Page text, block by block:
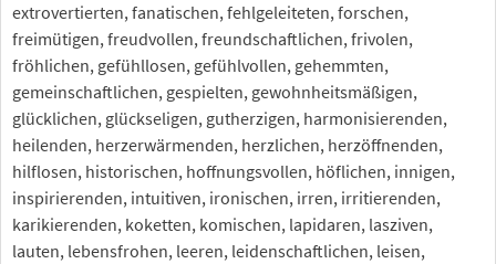
extrovertierten, fanatischen, fehlgeleiteten, forschen,
freimütigen, freudvollen, freundschaftlichen, frivolen,
fröhlichen, gefühllosen, gefühlvollen, gehemmten,
gemeinschaftlichen, gespielten, gewohnheitsmäßigen,
glücklichen, glückseligen, gutherzigen, harmonisierenden,
heilenden, herzerwärmenden, herzlichen, herzöffnenden,
hilflosen, historischen, hoffnungsvollen, höflichen, innigen,
inspirierenden, intuitiven, ironischen, irren, irritierenden,
karikierenden, koketten, komischen, lapidaren, lasziven,
lauten, lebensfrohen, leeren, leidenschaftlichen, leisen,